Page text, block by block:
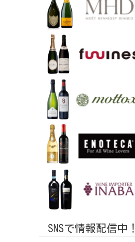
SNSで情報配信中！